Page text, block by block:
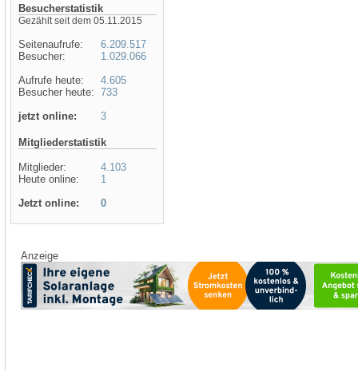
Besucherstatistik
Gezählt seit dem 05.11.2015
Seitenaufrufe:
Besucher:
Aufrufe heute:
Besucher heute:
jetzt online:
6.209.517
1.029.066
4.605
733
3
Mitgliederstatistik
Mitglieder:
Heute online:
4.103
1
Jetzt online:
0
Anzeige